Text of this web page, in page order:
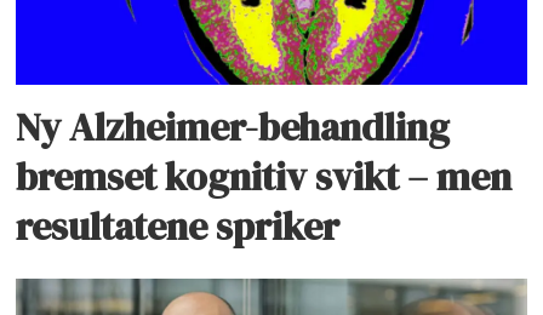
Ny Alzheimer-behandling
bremset kognitiv svikt – men
resultatene spriker